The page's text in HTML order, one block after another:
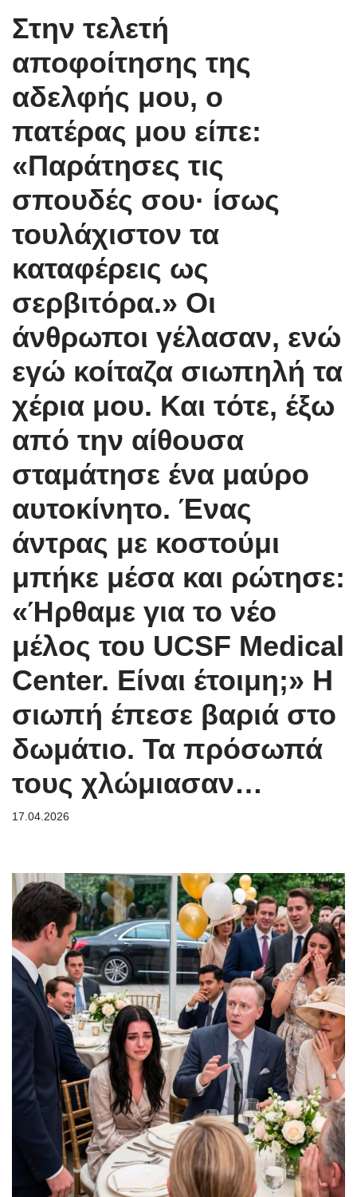
Στην τελετή
αποφοίτησης της
αδελφής μου, ο
πατέρας μου είπε:
«Παράτησες τις
σπουδές σου· ίσως
τουλάχιστον τα
καταφέρεις ως
σερβιτόρα.» Οι
άνθρωποι γέλασαν, ενώ
εγώ κοίταζα σιωπηλή τα
χέρια μου. Και τότε, έξω
από την αίθουσα
σταμάτησε ένα μαύρο
αυτοκίνητο. Ένας
άντρας με κοστούμι
μπήκε μέσα και ρώτησε:
«Ήρθαμε για το νέο
μέλος του UCSF Medical
Center. Είναι έτοιμη;» Η
σιωπή έπεσε βαριά στο
δωμάτιο. Τα πρόσωπά
τους χλώμιασαν…
17.04.2026